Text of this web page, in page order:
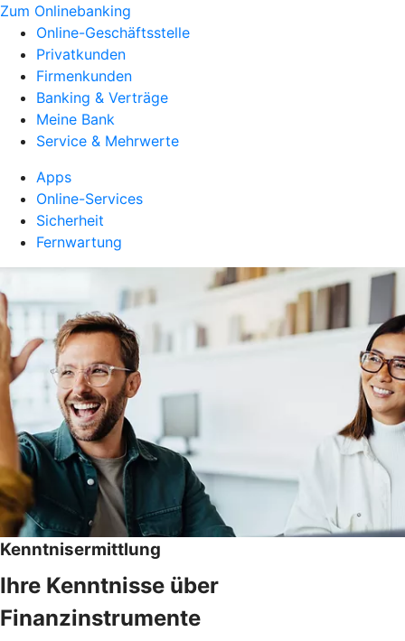
Zum Onlinebanking
Online-Geschäftsstelle
Privatkunden
Firmenkunden
Banking & Verträge
Meine Bank
Service & Mehrwerte
Apps
Online-Services
Sicherheit
Fernwartung
Kenntnisermittlung
Ihre Kenntnisse über
Finanzinstrumente